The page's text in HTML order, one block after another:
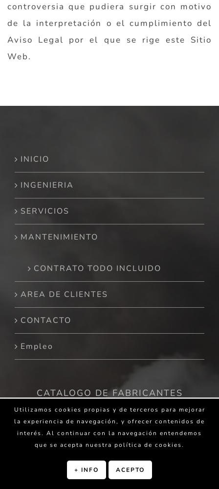
controversia que pudiera surgir con motivo
de la interpretación o el cumplimiento del
Aviso Legal por el que se rige este Sitio
Web.
INICIO
INGENIERIA
SERVICIOS
MANTENIMIENTO
CONTRATO TODO INCLUIDO
AREA DE CLIENTES
CONTACTO
Empleo
CATALOGO DE FABRICANTES
Sólo los mejores productos nos permiten
proporcionarte los mejores servicios
Utilizamos cookies propias y de terceros para mejorar
la experiencia de navegación, y ofrecer contenidos de
interés. Al continuar con la navegación entendemos
que se acepta nuestra política de cookies.
+ INFO ACEPTO